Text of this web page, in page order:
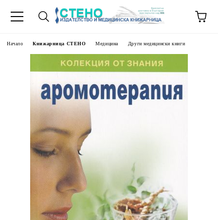
Начало Книжарница СТЕНО Медицина Други медицински книги